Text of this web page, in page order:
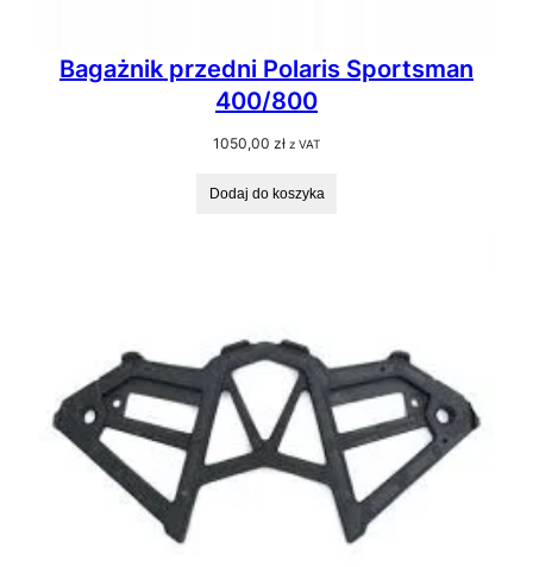
Bagażnik przedni Polaris Sportsman
400/800
1050,00 zł z VAT
Dodaj do koszyka